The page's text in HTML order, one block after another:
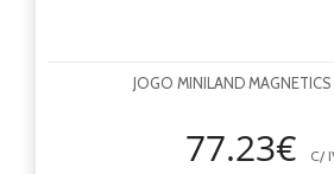
JOGO MINILAND
77.23€
C/